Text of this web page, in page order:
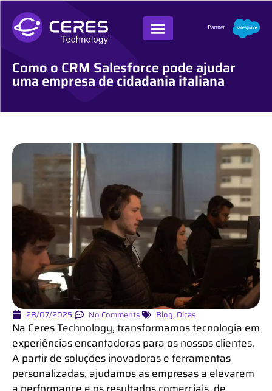
Como o CRM Salesforce pode ajudar
uma empresa de cidadania italiana
28/07/2025 No Comments Blog, Dicas
Na Ceres Technology, transformamos tecnologia em
experiências encantadoras para os nossos clientes.
A partir de soluções inovadoras e ferramentas
personalizadas, ajudamos as empresas a elevarem